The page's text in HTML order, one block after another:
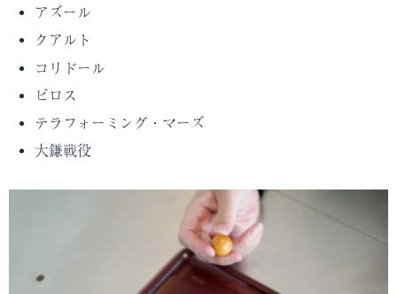
アズール
クアルト
コリドール
ピロス
テラフォーミング・マーズ
大鎌戦役